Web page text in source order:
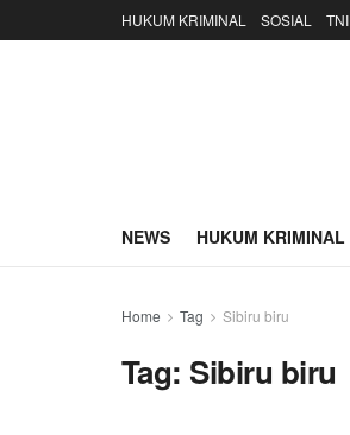
HUKUM KRIMINAL SOSIAL TNI
NEWS HUKUM KRIMINAL
Home Tag Sibiru biru
Tag: Sibiru biru